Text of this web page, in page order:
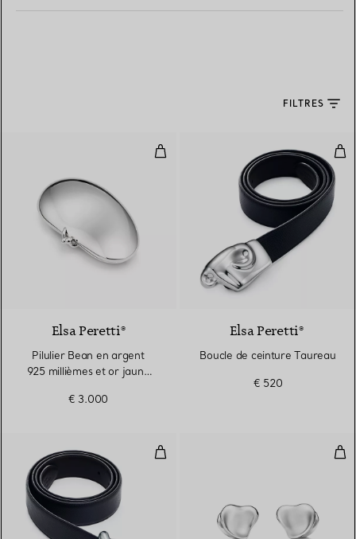
FILTRES
Pilulier Bean en argent 925
Elsa Peretti®
Pilulier Bean en argent
925 millièmes et or jaune
€ 3.000
Elsa Peretti®
Boucle de ceinture Taureau
€ 520
Boucle de ceinture Équestre